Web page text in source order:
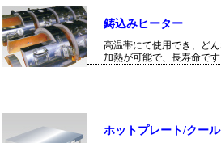
鋳込みヒーター
高温帯にて使用でき、ど
加熱が可能で、長寿命で
ホットプレート/クー